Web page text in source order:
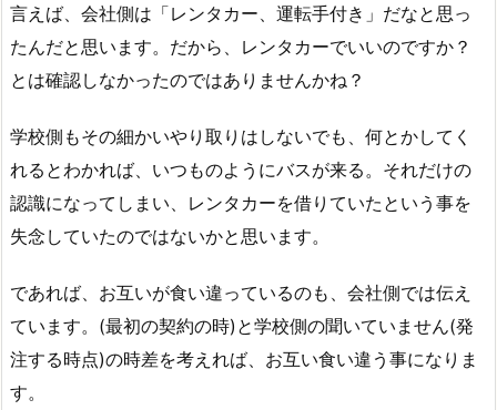
言えば、会社側は「レンタカー、運転手付き」だなと思っ
たんだと思います。だから、レンタカーでいいのですか？
とは確認しなかったのではありませんかね？
学校側もその細かいやり取りはしないでも、何とかしてく
れるとわかれば、いつものようにバスが来る。それだけの
認識になってしまい、レンタカーを借りていたという事を
失念していたのではないかと思います。
であれば、お互いが食い違っているのも、会社側では伝え
ています。(最初の契約の時)と学校側の聞いていません(発
注する時点)の時差を考えれば、お互い食い違う事になりま
す。